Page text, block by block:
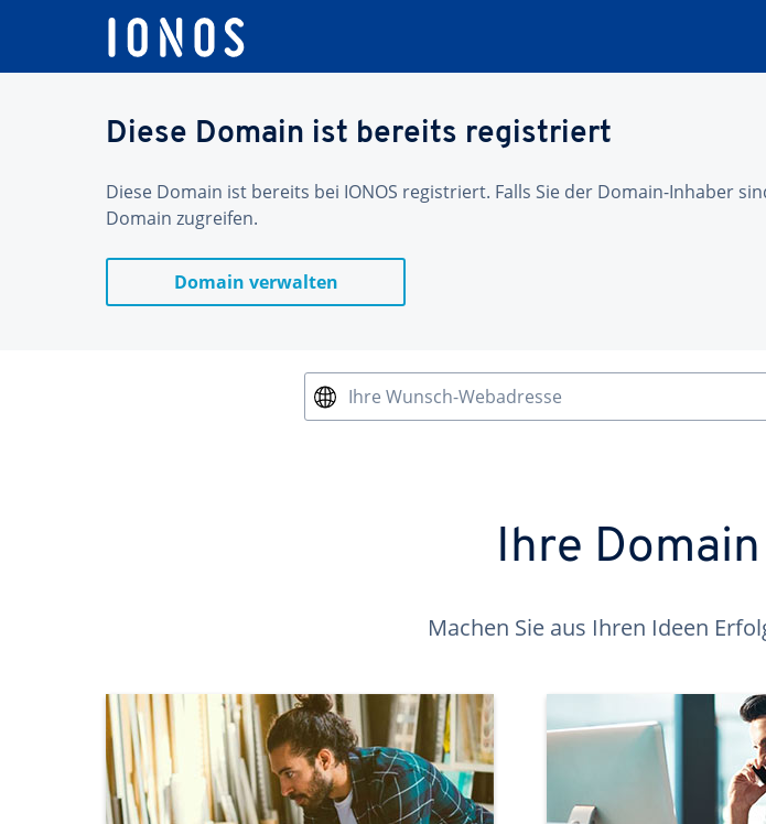
Diese Domain ist bereits registriert
Diese Domain ist bereits bei IONOS registriert. Falls Sie der Domain-Inhaber
Domain zugreifen.
Domain verwalten
Ihre Wunsch-Webadresse
Ihre
Machen Sie aus Ihren Ideen